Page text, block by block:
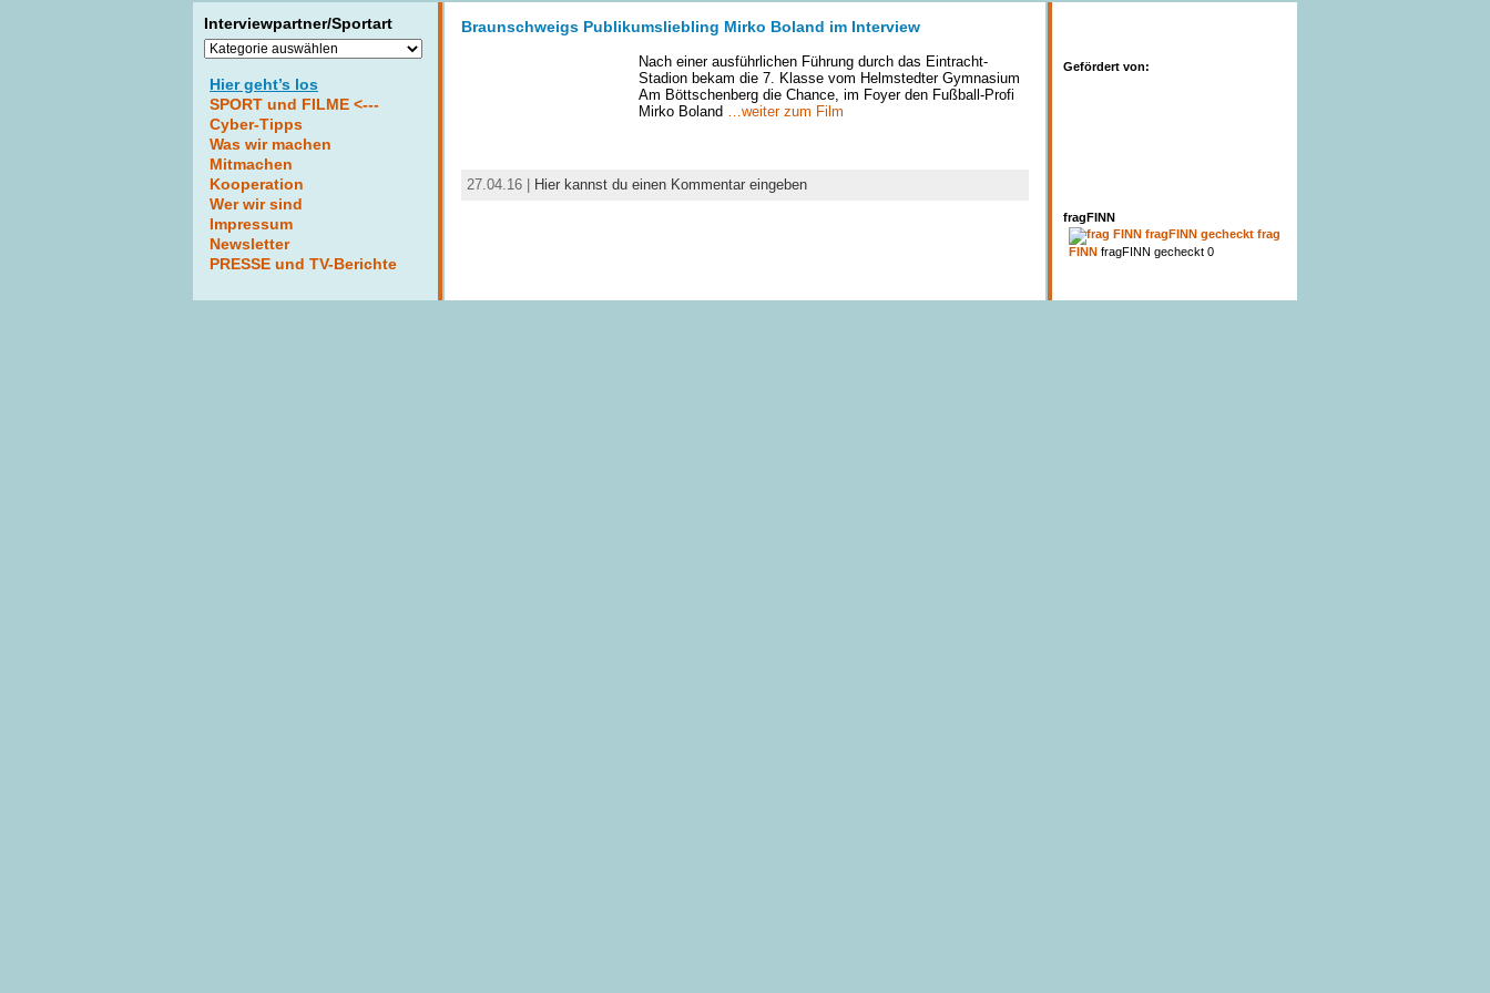
Interviewpartner/Sportart
Interviewpartner/Sportart
Hier geht’s los
SPORT und FILME <---
Cyber-Tipps
Was wir machen
Mitmachen
Kooperation
Wer wir sind
Impressum
Newsletter
PRESSE und TV-Berichte
Braunschweigs Publikumsliebling Mirko Boland im Interview
Nach einer ausführlichen Führung durch das Eintracht-
Stadion bekam die 7. Klasse vom Helmstedter Gymnasium
Am Böttschenberg die Chance, im Foyer den Fußball-Profi
Mirko Boland
…weiter zum Film
27.04.16 | Hier kannst du einen Kommentar eingeben
Gefördert von:
fragFINN
frag
FINN fragFINN gecheckt 0